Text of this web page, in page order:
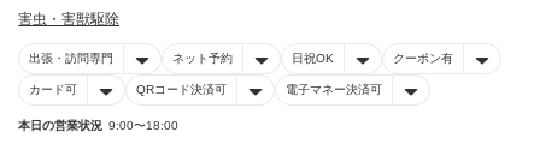
害虫・害獣駆除
出張・訪問専門 ネット予約 日祝OK クーポン有
カード可 QRコード決済可 電子マネー決済可
本日の営業状況 9:00〜18:00